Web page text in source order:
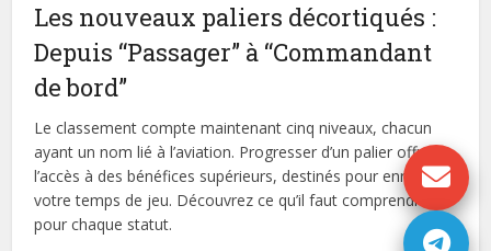
Les nouveaux paliers décortiqués :
Depuis “Passager” à “Commandant
de bord”
Le classement compte maintenant cinq niveaux, chacun
ayant un nom lié à l’aviation. Progresser d’un palier offre
l’accès à des bénéfices supérieurs, destinés pour enrichir
votre temps de jeu. Découvrez ce qu’il faut comprendre
pour chaque statut.